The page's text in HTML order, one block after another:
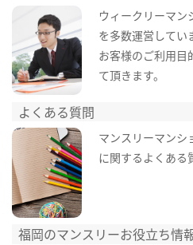
ウィークリーマン
を多数運営してい
お客様のご利用目
て頂きます。
よくある質問
マンスリーマンシ
に関するよくある
福岡のマンスリーお役立ち情